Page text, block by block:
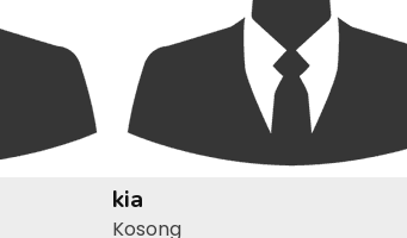
kia
Kosong